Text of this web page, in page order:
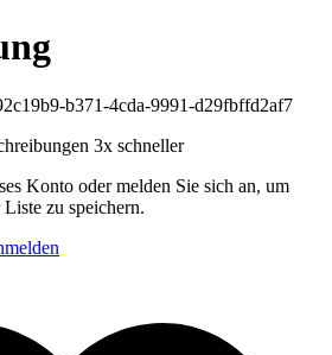
b371-4cda-9991-d29fbffd2af7
3x schneller
Konto oder melden Sie sich an, um
zu speichern.